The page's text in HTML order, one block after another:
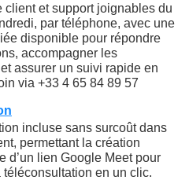
client et support joignables du
par téléphone, avec une
disponible pour répondre
accompagner les
assurer un suivi rapide en
via +33 4 65 84 89 57
incluse sans surcoût dans
permettant la création
d’un lien Google Meet pour
téléconsultation en un clic.